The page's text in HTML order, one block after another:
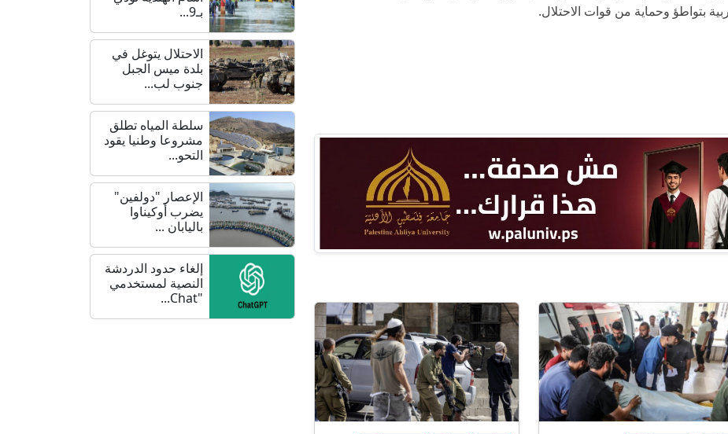
بتواطؤ وحماية من قوات الاحتلال.
بـ9...
الاحتلال يتوغل في
بلدة ميس الجبل
جنوب لب...
سلطة المياه تطلق
مشروعا وطنيا يقود
التحو...
الإعصار "دولفين"
يضرب أوكيناوا
باليابان ...
إلغاء حدود الدردشة
النصية لمستخدمي
"Chat...